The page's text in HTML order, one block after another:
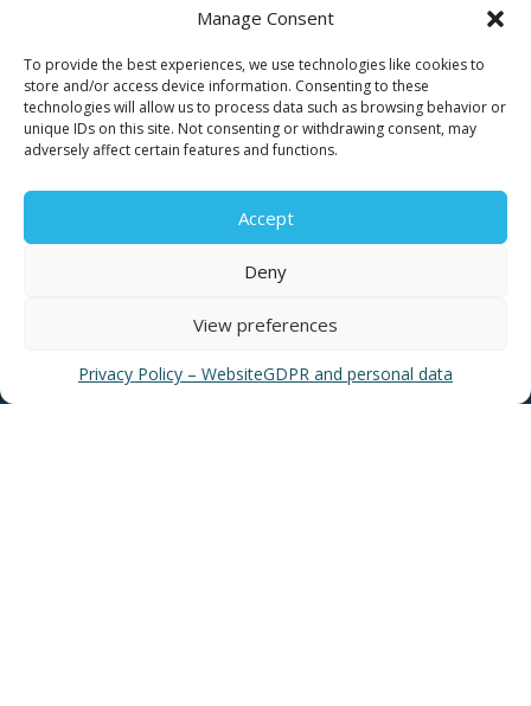
Manage Consent
To provide the best experiences, we use technologies like cookies to
store and/or access device information. Consenting to these
technologies will allow us to process data such as browsing behavior or
unique IDs on this site. Not consenting or withdrawing consent, may
adversely affect certain features and functions.
Accept
Deny
View preferences
Privacy Policy – WebsiteGDPR and personal data
for faults call
11124
Contact for consumers
Contact for partners and third parties
News